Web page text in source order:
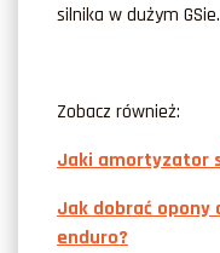
silnika w dużym GSie.
Zobacz również:
Jaki amortyzator
Jak dobrać opony
enduro?